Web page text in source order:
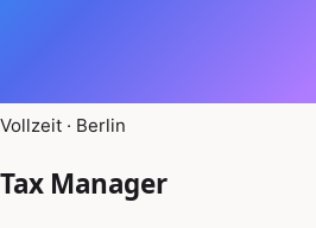
Vollzeit · Berlin
Tax Manager